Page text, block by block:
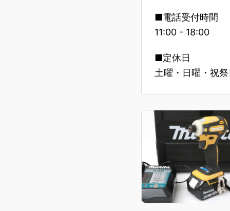
■電話受付時間
11:00 - 18:00
■定休日
土曜・日曜・祝